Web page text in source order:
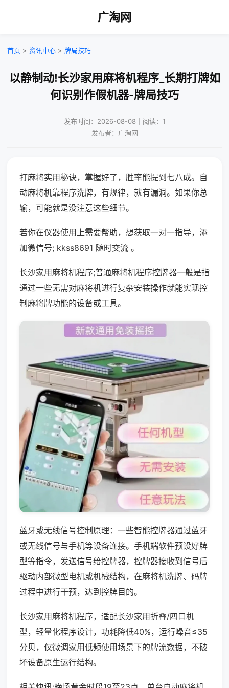
广淘网
首页 > 资讯中心 > 牌局技巧
以静制动!长沙家用麻将机程序_长期打牌如
何识别作假机器-牌局技巧
发布时间：2026-08-08｜阅读：1
发布者：广淘网
打麻将实用秘诀，掌握好了，胜率能提到七八成。自
动麻将机靠程序洗牌，有规律，就有漏洞。如果你总
输，可能就是没注意这些细节。
若你在仪器使用上需要帮助，想获取一对一指导，添
加微信号; kkss8691 随时交流 。
长沙家用麻将机程序;普通麻将机程序控牌器一般是指
通过一些无需对麻将机进行复杂安装操作就能实现控
制麻将牌功能的设备或工具。
蓝牙或无线信号控制原理：一些智能控牌器通过蓝牙
或无线信号与手机等设备连接。手机端软件预设好牌
型等指令，发送信号给控牌器，控牌器接收到信号后
驱动内部微型电机或机械结构，在麻将机洗牌、码牌
过程中进行干预，达到控牌目的。
长沙家用麻将机程序，适配长沙家用折叠/四口机
型，轻量化程序设计，功耗降低40%，运行噪音≤35
分贝，仅微调家用低频使用场景下的牌流数据，不破
坏设备原生运行结构。